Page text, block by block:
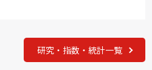
研究・指数・統計一覧